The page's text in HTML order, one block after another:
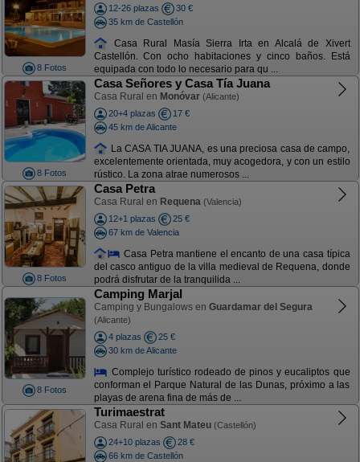
8 Fotos
12-26 plazas
30 €
35 km de Castellón
Casa Rural Masía Sierra Irta en Alcalá de Xivert
Castellón. Con ocho habitaciones y cinco baños. Está
equipada con todo lo necesario para qu ...
8 Fotos
Casa Señores y Casa Tía Juana
Casa Rural en Monóvar (Alicante)
20+4 plazas
17 €
45 km de Alicante
La CASA TIA JUANA, es una preciosa casa de campo,
excelentemente orientada, muy acogedora, y con un estilo
rústico. La zona atrae numerosos ...
8 Fotos
Casa Petra
Casa Rural en Requena (Valencia)
12+1 plazas
25 €
67 km de Valencia
Casa Petra mantiene el encanto de una casa típica
del casco antiguo de la villa medieval de Requena, donde
podrá disfrutar de la tranquilida ...
8 Fotos
Camping Marjal
Camping y Bungalows en Guardamar del Segura
(Alicante)
4 plazas
25 €
30 km de Alicante
Complejo turístico rodeado de pinos y eucaliptos que
conforman el Parque Natural de las Dunas, próximo a las
playas de arena fina de más de ...
Turimaestrat
Casa Rural en Sant Mateu (Castellón)
24+10 plazas
28 €
66 km de Castellón